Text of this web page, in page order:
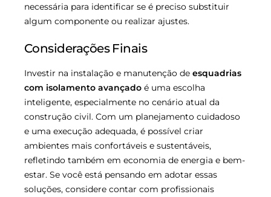
necessária para identificar se é preciso substituir
algum componente ou realizar ajustes.
Considerações Finais
Investir na instalação e manutenção de esquadrias
com isolamento avançado é uma escolha
inteligente, especialmente no cenário atual da
construção civil. Com um planejamento cuidadoso
e uma execução adequada, é possível criar
ambientes mais confortáveis e sustentáveis,
refletindo também em economia de energia e bem-
estar. Se você está pensando em adotar essas
soluções, considere contar com profissionais